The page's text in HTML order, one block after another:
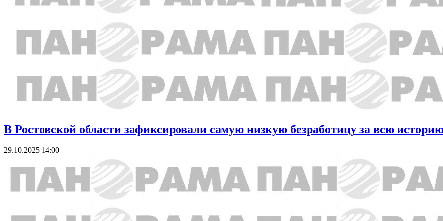
В Ростовской области зафиксировали самую низкую безработицу за всю историю
29.10.2025 14:00